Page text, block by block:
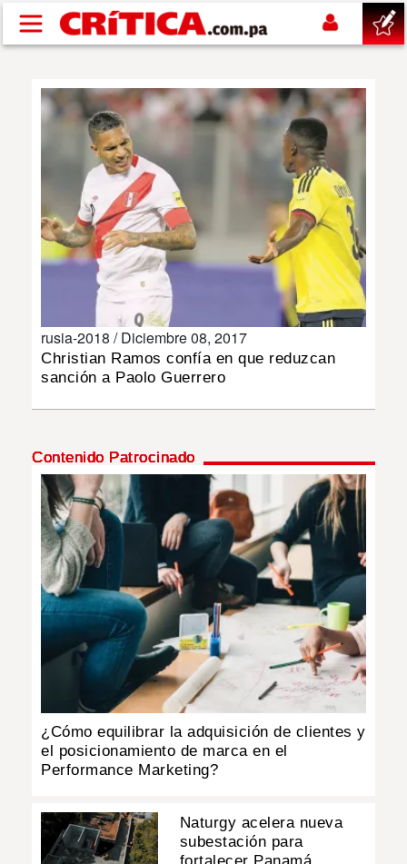
Pasar al contenido principal
POLÍTICA
DEPORTES
MULTIMEDIA
IMPRESO
rusia-2018 /Diciembre 08, 2017
Christian Ramos confía en que reduzcan
sanción a Paolo Guerrero
Contenido Patrocinado
¿Cómo equilibrar la adquisición de clientes y
el posicionamiento de marca en el
Performance Marketing?
Naturgy acelera nueva
subestación para